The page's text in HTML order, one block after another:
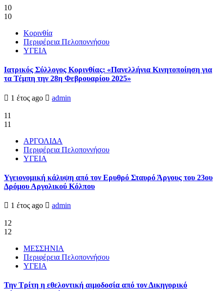
10
10
Κορινθία
Περιφέρεια Πελοποννήσου
ΥΓΕΙΑ
Ιατρικός Σύλλογος Κορινθίας: «Πανελλήνια Κινητοποίηση για
τα Τέμπη την 28η Φεβρουαρίου 2025»
1 έτος ago admin
11
11
ΑΡΓΟΛΙΔΑ
Περιφέρεια Πελοποννήσου
ΥΓΕΙΑ
Υγειονομική κάλυψη από τον Ερυθρό Σταυρό Άργους του 23ου
Δρόμου Αργολικού Κόλπου
1 έτος ago admin
12
12
ΜΕΣΣΗΝΙΑ
Περιφέρεια Πελοποννήσου
ΥΓΕΙΑ
Την Τρίτη η εθελοντική αιμοδοσία από τον Δικηγορικό